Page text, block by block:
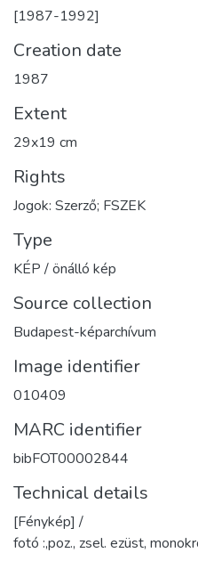
[1987-1992]
Creation date
1987
Extent
29x19 cm
Rights
Jogok: Szerző; FSZEK
Type
KÉP / önálló kép
Source collection
Budapest-képarchívum
Image identifier
010409
MARC identifier
bibFOT00002844
Technical details
[Fénykép] /
fotó :,poz., zsel. ezüst,